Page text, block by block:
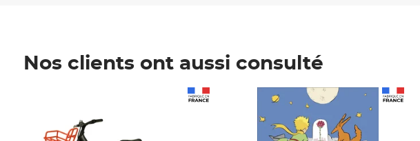
Nos clients ont aussi consulté
Prix 7,50€